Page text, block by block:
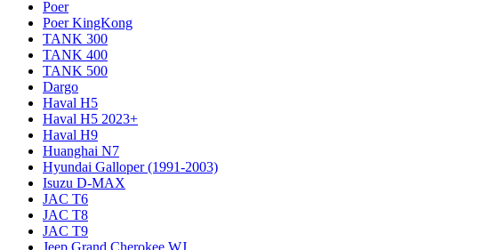
Poer
Poer KingKong
TANK 300
TANK 400
TANK 500
Dargo
Haval H5
Haval H5 2023+
Haval H9
Huanghai N7
Hyundai Galloper (1991-2003)
Isuzu D-MAX
JAC T6
JAC T8
JAC T9
Jeep Grand Cherokee WJ